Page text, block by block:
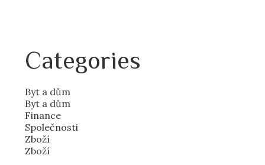
Categories
Byt a dům
Byt a dům
Finance
Společnosti
Zboží
Zboží